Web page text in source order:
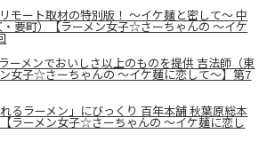
モート取材の特別版！ 〜イケ麺と密して〜 中
要町）【ラーメン女子☆さーちゃんの ～イケ
ーメンでおいしさ以上のものを提供 吉法師（東
女子☆さーちゃんの ～イケ麺に恋して～】第7
るラーメン」にびっくり 百年本舗 秋葉原総本
ラーメン女子☆さーちゃんの ～イケ麺に恋し